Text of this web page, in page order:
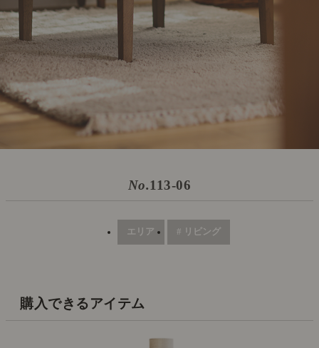
No.113-06
エリア # リビング
購入できるアイテム